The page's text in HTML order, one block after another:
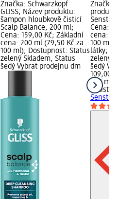
Značka: Schwarzkopf
GLISS; Název produktu:
šampon hloubkově čisticí
Scalp Balance, 200 ml;
Cena: 159,00 Kč; Základní
cena: 200 ml (79,50 Kč za
100 ml); Dostupnost: Status
zelený Skladem, Status
šedý Vybrat prodejnu dm
Značka:
Cena:
cena:
100 ml);
látky;
zelený
šedý
109,00
200 ml
Batiste